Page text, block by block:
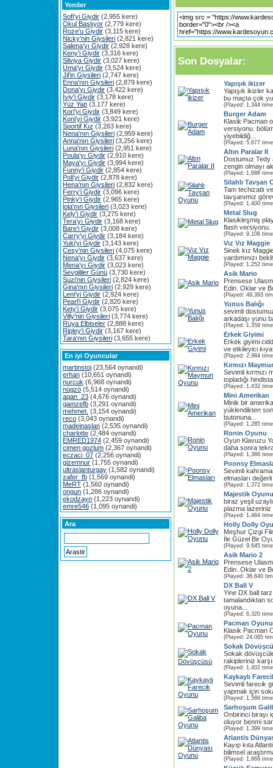
Yeniler
Sofi'yi Giydir (2,955 kere)
Okul Başlıyor (2,779 kere)
Roze'u Giydir (3,115 kere)
Nicky'nin Giysileri (2,821 kere)
Salena'yı Giydir (2,928 kere)
Keny'i Giydir (3,316 kere)
Silviya Giydir (3,027 kere)
Uma'yı Giydir (3,524 kere)
Jil'in Giysileri (2,747 kere)
Enna'nın Giysileri (2,879 kere)
Dona'yı Giydir (3,422 kere)
Iviy'i Giydir (3,178 kere)
Yüz Yap (3,177 kere)
Kori'yi Giydir (3,849 kere)
Koni'yi Giydir (3,921 kere)
Sportif Kız (3,263 kere)
Nena'nın Giysileri (2,959 kere)
Anna'nın Giysileri (3,256 kere)
Luna'nın Giysileri (2,951 kere)
Poula'yı Giydir (2,910 kere)
Maya'yı Giydir (3,994 kere)
Funny'i Giydir (2,854 kere)
Poli'yi Giydir (2,878 kere)
Hena'nın Giysileri (2,832 kere)
Ferry'i Giydir (3,096 kere)
Pinky'i Giydir (2,965 kere)
lola'nın Giysileri (3,023 kere)
Kely'i Giydir (3,275 kere)
Tera'yı Giydir (3,168 kere)
Bare'i Giydir (3,008 kere)
Carry'yi Giydir (3,184 kere)
Yuki'yi Giydir (3,143 kere)
Cesy'nin Giysileri (4,075 kere)
Nena'yı Giydir (3,637 kere)
Mena'yı Giydir (3,023 kere)
Sevgililer Günü (3,730 kere)
Suzi'nin Giysileri (2,824 kere)
Gina'nın Giysileri (2,929 kere)
Leni'yi Giydir (2,924 kere)
Pearl'i Giydir (2,820 kere)
Kety'i Giydir (3,075 kere)
Villy'nin Giysileri (3,774 kere)
Rüya Elbiseler (2,888 kere)
Ripley'i Giydir (3,167 kere)
Tara'nın Giysileri (3,655 kere)
En iyi Oyuncular
martinstoj (23,564 oynandi)
erhan (10,651 oynandi)
nurcuk (6,968 oynandi)
nügzö (5,514 oynandi)
aqan_23 (4,676 oynandi)
gamzefb (3,291 oynandi)
mehmet. (3,154 oynandi)
reco (3,043 oynandi)
madeinaslan (2,535 oynandi)
charlotte (2,484 oynandi)
EMRED1974 (2,459 oynandi)
cimen gozlum (2,367 oynandi)
eczaci_07 (2,256 oynandi)
gizemnur (1,755 oynandi)
ultraslanturgay (1,582 oynandi)
zafer_fb (1,569 oynandi)
MeRT (1,560 oynandi)
ongun (1,286 oynandi)
ekodzayn (1,223 oynandi)
emre546 (1,095 oynandi)
Ara
Son Dosyalar:
Yapışık ikizer
Yapışık ikizler
bu maçta çok
(Played: 1,344
Burger Adam
Klasik Pacman
versiyonu.
yiyebildiğ...
(Played: 5,677
Altın Paralar II
Dostumuz Tedy
zengin olmayı
(Played: 1,688
Silahlı Tavşan
Tam techizatlı
tavşanımız
(Played: 1,400
Metal Slug
Klasikleşmiş
flash versiyonu.
(Played: 9,106
Vız Vız Maggie
Sinek kız
yardımınızı
(Played: 1,252
Asik Mario
Prensese
Edin. Oklar ve
(Played: 49,393
Yunus Balığı
sevimli
arkadaşı yunu
(Played: 1,359
Erkek Giyimi
Erkek giyimi
ve etkileyici
(Played: 2,984
Kırmızı
Sevimli kırmızı
topladığı
(Played: 1,432
Mini Amerikan
Minik bir
yüklendikten
butonuna...
(Played: 1,285
Ronin Oyunu
Oyun Klavuzu
daha sonra
(Played: 1,386
Poonsy
Sevimli
elmasları
(Played: 1,372
Majestik Oyunu
biraz yeşil
plazma lazeriniz
(Played: 1,464
Holly Dolly
Meşhur Çizgi
İle Güzel Bir
(Played: 9,645
Asik Mario 2
Prensese
Edin. Oklar ve
(Played: 36,640
DX Ball V
Yine DX ball
tamalandıktan
oyuna...
(Played: 6,320
Pacman Oyunu
Klasik Pacman
(Played: 24,065
Sokak
Sokak
rakipleriniz
(Played: 1,402
Kaykaylı
Sevimli farecik
yapmak için
(Played: 1,566
Sarhoşum
Onbirinci birayı
oluyor benmi
(Played: 1,399
Atlantis
Kayıp kıta
bilimsel
(Played: 1,869